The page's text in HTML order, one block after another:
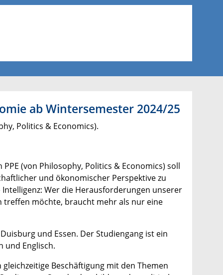
ab Wintersemester 2024/25
Politics & Economics).
(von Philosophy, Politics & Economics) soll
und ökonomischer Perspektive zu
Wer die Herausforderungen unserer
treffen möchte, braucht mehr als nur eine
und Essen. Der Studiengang ist ein
und Englisch.
Beschäftigung mit den Themen